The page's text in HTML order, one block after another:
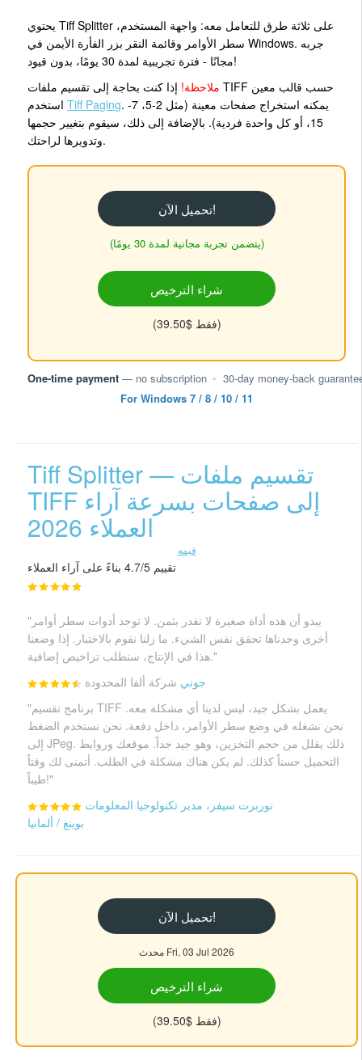
يحتوي Tiff Splitter على ثلاثة طرق للتعامل معه: واجهة المستخدم،
سطر الأوامر وقائمة النقر بزر الفأرة الأيمن في Windows. جربه
مجانًا - فترة تجريبية لمدة 30 يومًا، بدون قيود!
ملاحظة! إذا كنت بحاجة إلى تقسيم ملفات TIFF حسب قالب معين
استخدمTiff Paging. يمكنه استخراج صفحات معينة (مثل 2-5، 7-
15، أو كل واحدة فردية). بالإضافة إلى ذلك، سيقوم بتغيير حجمها
وتدويرها لراحتك.
تحميل الآن!
(يتضمن تجربة مجانية لمدة 30 يومًا)
شراء الترخيص
(فقط $39.50)
One-time payment — no subscription • 30-day money-back
For Windows 7 / 8 / 10 / 11
Tiff Splitter — تقسيم ملفات
TIFF إلى صفحات بسرعة آراء
العملاء 2026
قيمه
تقييم 4.7/5 بناءً على آراء العملاء
"يبدو أن هذه أداة صغيرة لا تقدر بثمن. لا توجد أدوات سطر أوامر
أخرى وجدناها تحقق نفس الشيء. ما زلنا نقوم بالاختبار. إذا وضعنا
هذا في الإنتاج، سنطلب تراخيص إضافية."
جوني شركة ألفا المحدودة
"برنامج تقسيم TIFF يعمل بشكل جيد، ليس لدينا أي مشكلة معه.
نحن نشغله في وضع سطر الأوامر، داخل دفعة. نحن نستخدم الضغط
إلى JPeg. ذلك يقلل من حجم التخزين، وهو جيد جداً. موقعك وروابط
التحميل حسناً كذلك. لم يكن هناك مشكلة في الطلب. أتمنى لك وقتاً
طيباً!"
نوربرت سيفر، مدير تكنولوجيا المعلومات
بوينغ / ألمانيا
تحميل الآن!
محدث Fri, 03 Jul 2026
شراء الترخيص
(فقط $39.50)